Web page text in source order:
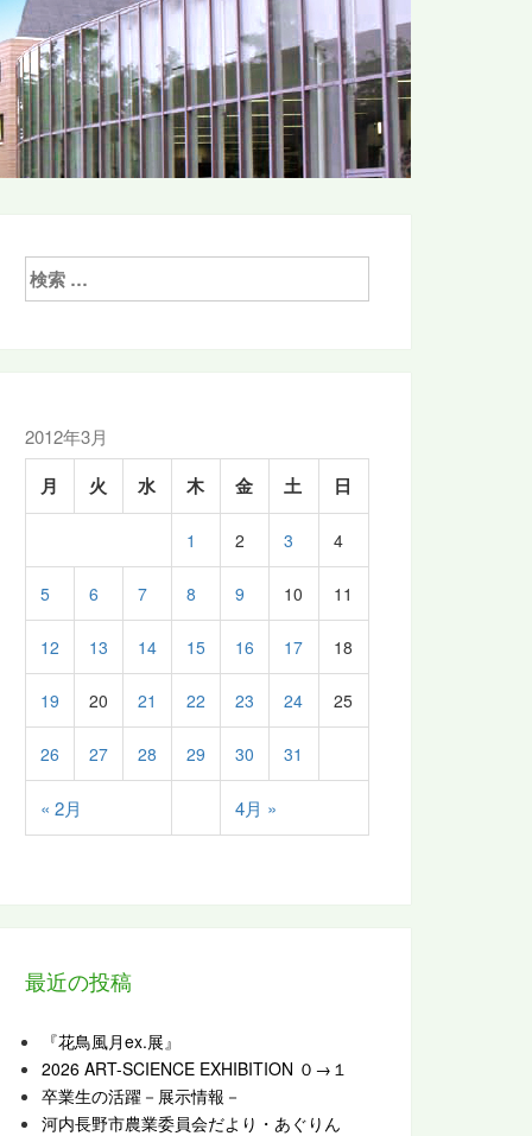
検
索:
2012年3月
月 火 水 木 金 土 日
« 2月 4月 »
1 2 3 4
5 6 7 8 9 10 11
12 13 14 15 16 17 18
19 20 21 22 23 24 25
26 27 28 29 30 31
最近の投稿
『花鳥風月ex.展』
2026 ART-SCIENCE EXHIBITION ０→１
卒業生の活躍－展示情報－
河内長野市農業委員会だより・あぐりん